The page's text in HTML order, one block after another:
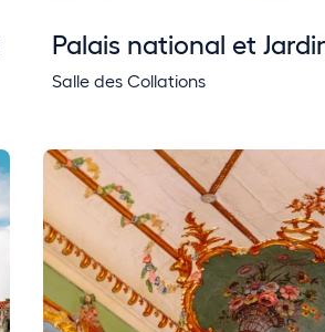
Palais national et
Salle des Collations